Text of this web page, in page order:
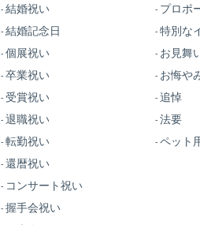
- 結婚祝い
- 結婚記念日
- 個展祝い
- 卒業祝い
- 受賞祝い
- 退職祝い
- 転勤祝い​
- 還暦祝い
- コンサート祝い
- 握手会祝い
- プロポ
- 特別な
- お見舞
- お悔や
- 追悼
- 法要
- ペット